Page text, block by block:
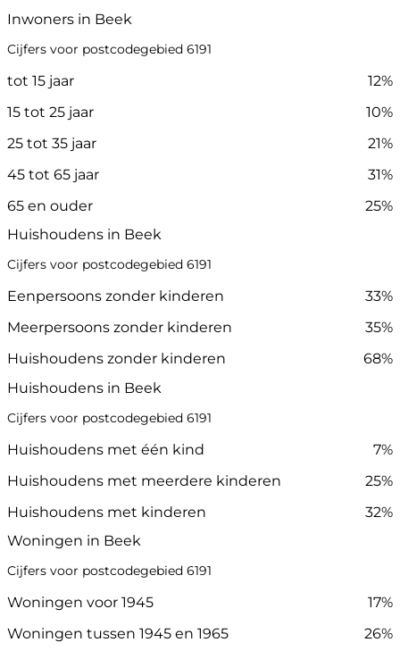
Inwoners in Beek
Cijfers voor postcodegebied 6191
tot 15 jaar
12%
15 tot 25 jaar
10%
25 tot 35 jaar
21%
45 tot 65 jaar
31%
65 en ouder
25%
Huishoudens in Beek
Cijfers voor postcodegebied 6191
Eenpersoons zonder kinderen
33%
Meerpersoons zonder kinderen
35%
Huishoudens zonder kinderen
68%
Huishoudens in Beek
Cijfers voor postcodegebied 6191
Huishoudens met één kind
7%
Huishoudens met meerdere kinderen
25%
Huishoudens met kinderen
32%
Woningen in Beek
Cijfers voor postcodegebied 6191
Woningen voor 1945
17%
Woningen tussen 1945 en 1965
26%